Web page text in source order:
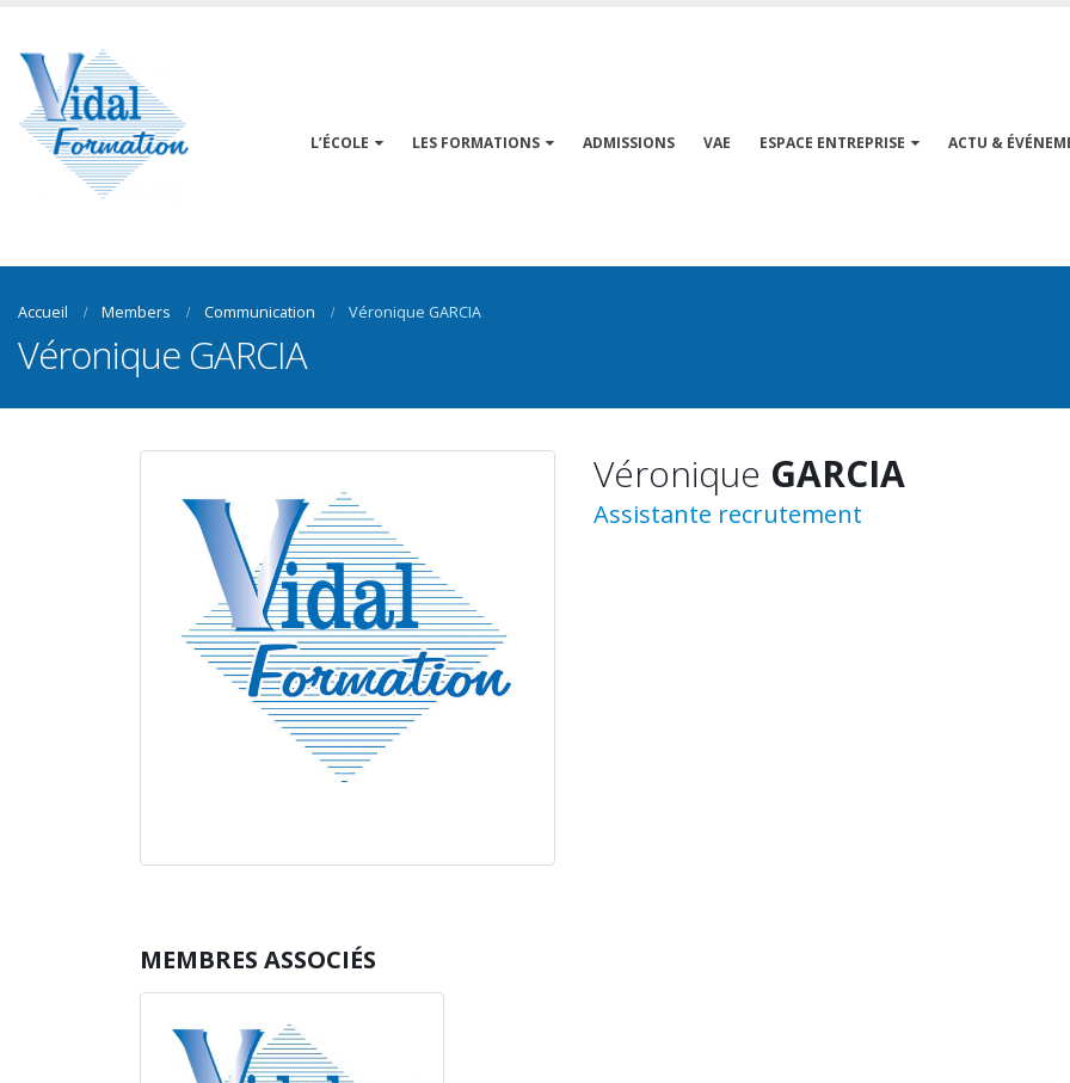
L’ÉCOLE LES FORMATIONS ADMISSIONS VAE ESPACE ENTREPRISE ACTU &
Accueil Members Communication Véronique GARCIA
Véronique GARCIA
Véronique GARCIA
Assistante recrutement
MEMBRES ASSOCIÉS